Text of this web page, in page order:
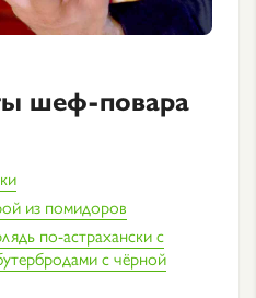
шеф-повара
из помидоров
по-астрахански с
с чёрной